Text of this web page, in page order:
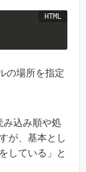
の場所を指定
み込み順や処
が、基本とし
している」と